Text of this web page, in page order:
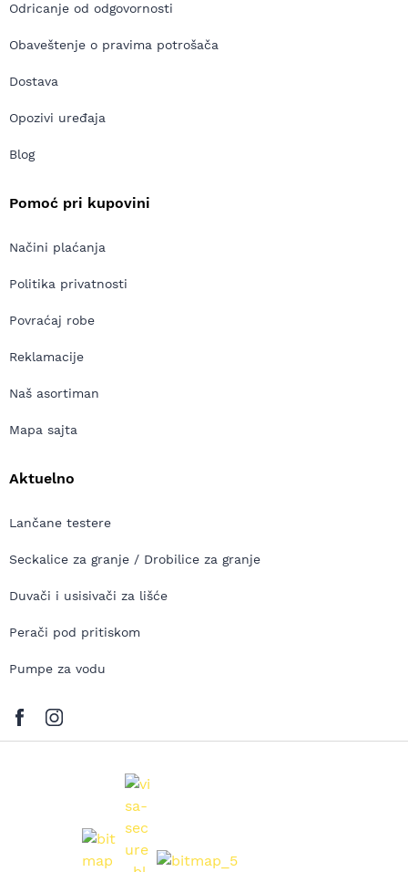
Odricanje od odgovornosti
Obaveštenje o pravima potrošača
Dostava
Opozivi uređaja
Blog
Pomoć pri kupovini
Načini plaćanja
Politika privatnosti
Povraćaj robe
Reklamacije
Naš asortiman
Mapa sajta
Aktuelno
Lančane testere
Seckalice za granje / Drobilice za granje
Duvači i usisivači za lišće
Perači pod pritiskom
Pumpe za vodu